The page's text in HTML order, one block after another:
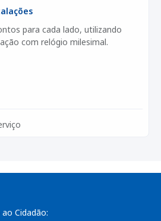
para cada lado, utilizando
com relógio milesimal.
Cidadão: